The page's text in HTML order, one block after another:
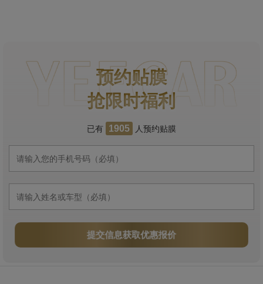
预约贴膜
抢限时福利
已有 1905 人预约贴膜
提交信息获取优惠报价